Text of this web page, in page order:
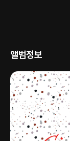
앨범정보